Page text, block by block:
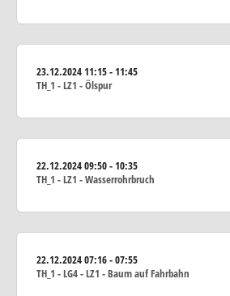
23.12.202411:15 - 11:45
TH_1 - LZ1 - Ölspur
22.12.202409:50 - 10:35
TH_1 - LZ1 - Wasserrohrbruch
22.12.202407:16 - 07:55
TH_1 - LG4 - LZ1 - Baum auf Fahrbahn